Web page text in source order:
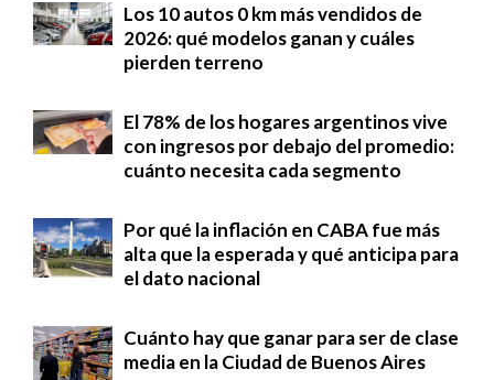
Los 10 autos 0 km más vendidos de
2026: qué modelos ganan y cuáles
pierden terreno
El 78% de los hogares argentinos vive
con ingresos por debajo del promedio:
cuánto necesita cada segmento
Por qué la inflación en CABA fue más
alta que la esperada y qué anticipa para
el dato nacional
Cuánto hay que ganar para ser de clase
media en la Ciudad de Buenos Aires